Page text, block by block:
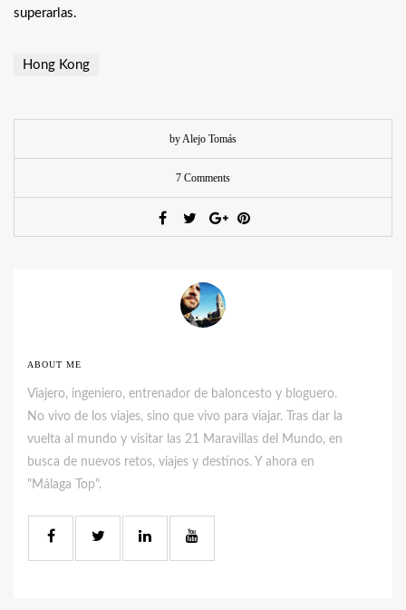
superarlas.
Hong Kong
by Alejo Tomás
7 Comments
ABOUT ME
Viajero, ingeniero, entrenador de baloncesto y bloguero.
No vivo de los viajes, sino que vivo para viajar. Tras dar la
vuelta al mundo y visitar las 21 Maravillas del Mundo, en
busca de nuevos retos, viajes y destinos. Y ahora en
"Málaga Top".